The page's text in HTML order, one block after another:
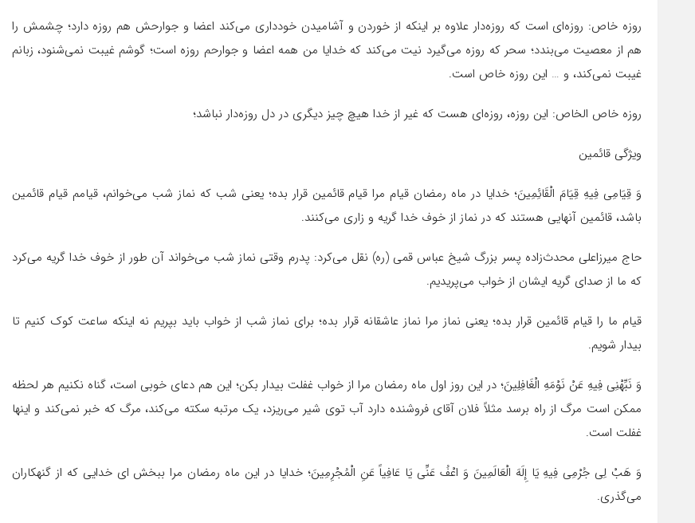
روزه خاص: روزه‌ای است که روزه‌دار علاوه بر اینکه از خوردن و آشامیدن خودداری می‌کند اعضا و جوارحش هم روزه دارد؛ چشمش را
هم از معصیت می‌بندد؛ سحر که روزه می‌گیرد نیت می‌کند که خدایا من همه اعضا و جوارحم روزه است؛ گوشم غیبت نمی‌شنود، زبانم
غیبت نمی‌کند، و … این روزه خاص است.
روزه خاص الخاص: این روزه، روزه‌ای هست که غیر از خدا هیچ چیز دیگری در دل روزه‌دار نباشد؛
ویژگی قائمین
وَ قِیَامِی فِیهِ قِیَامَ الْقَائِمِینَ؛ خدایا در ماه رمضان قیام مرا قیام قائمین قرار بده؛ یعنی شب که نماز شب می‌خوانم، قیامم قیام قائمین
باشد، قائمین آنهایی هستند که در نماز از خوف خدا گریه و زاری می‌کنند.
حاج میرزاعلی محدث‌زاده پسر بزرگ شیخ عباس قمی (ره) نقل می‌کرد: پدرم وقتی نماز شب می‌خواند آن طور از خوف خدا گریه می‌کرد
که ما از صدای گریه ایشان از خواب می‌پریدیم.
قیام ما را قیام قائمین قرار بده؛ یعنی نماز مرا نماز عاشقانه قرار بده؛ برای نماز شب از خواب باید بپریم نه اینکه ساعت کوک کنیم تا
بیدار شویم.
وَ نَبِّهْنِی فِیهِ عَنْ نَوْمَهِ الْغَافِلِینَ؛ در این روز اول ماه رمضان مرا از خواب غفلت بیدار بکن؛ این هم دعای خوبی است، گناه نکنیم هر لحظه
ممکن است مرگ از راه برسد مثلاً فلان آقای فروشنده دارد آب توی شیر می‌ریزد، یک مرتبه سکته می‌کند، مرگ که خبر نمی‌کند و اینها
غفلت است.
وَ هَبْ لِی جُرْمِی فِیهِ یَا إِلَهَ الْعَالَمِینَ وَ اعْفُ عَنِّی یَا عَافِیاً عَنِ الْمُجْرِمِینَ؛ خدایا در این ماه رمضان مرا ببخش ای خدایی که از گنهکاران
می‌گذری.